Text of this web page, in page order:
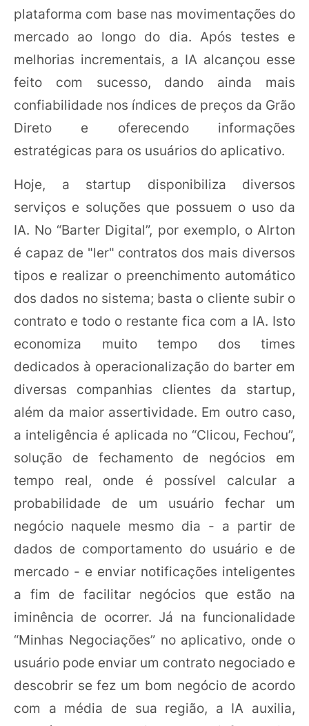
plataforma com base nas movimentações do
mercado ao longo do dia. Após testes e
melhorias incrementais, a IA alcançou esse
feito com sucesso, dando ainda mais
confiabilidade nos índices de preços da Grão
Direto e oferecendo informações
estratégicas para os usuários do aplicativo.
Hoje, a startup disponibiliza diversos
serviços e soluções que possuem o uso da
IA. No “Barter Digital”, por exemplo, o AIrton
é capaz de "ler" contratos dos mais diversos
tipos e realizar o preenchimento automático
dos dados no sistema; basta o cliente subir o
contrato e todo o restante fica com a IA. Isto
economiza muito tempo dos times
dedicados à operacionalização do barter em
diversas companhias clientes da startup,
além da maior assertividade. Em outro caso,
a inteligência é aplicada no “Clicou, Fechou”,
solução de fechamento de negócios em
tempo real, onde é possível calcular a
probabilidade de um usuário fechar um
negócio naquele mesmo dia - a partir de
dados de comportamento do usuário e de
mercado - e enviar notificações inteligentes
a fim de facilitar negócios que estão na
iminência de ocorrer. Já na funcionalidade
“Minhas Negociações” no aplicativo, onde o
usuário pode enviar um contrato negociado e
descobrir se fez um bom negócio de acordo
com a média de sua região, a IA auxilia,